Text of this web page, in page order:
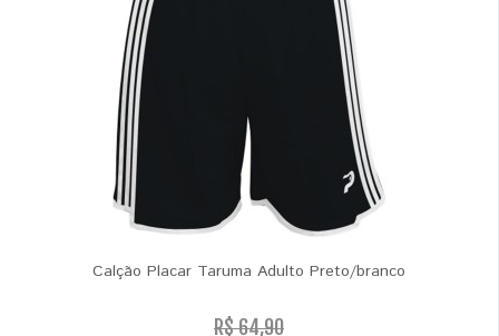
Calção Placar Taruma Adulto Preto/branco
R$ 64,90